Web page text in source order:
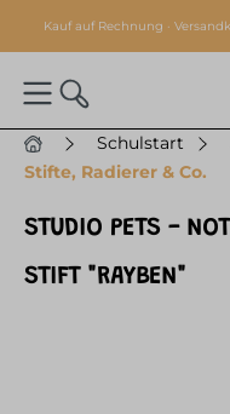
springen
Kauf auf Rechnung ·
Schulstart
Stifte, Radierer & Co.
STUDIO PETS -
STIFT "RAYBEN"